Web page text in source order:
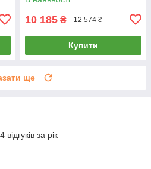
2 Чорний
10 185 ₴ 12 574 ₴
Купити
ще
за рік